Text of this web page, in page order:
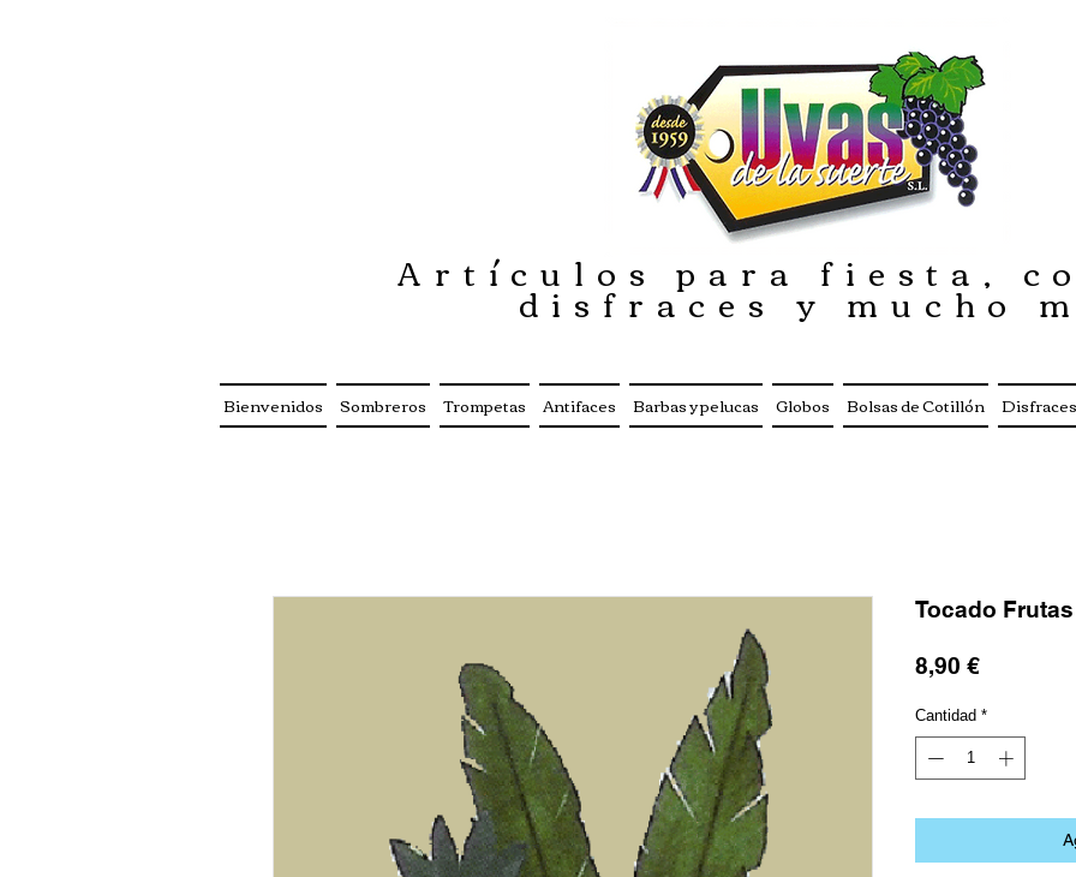
Tocado Frutas
8,90 €Precio
Cantidad *
Artículos para fiesta,
disfraces y mucho
Bienvenidos Sombreros Trompetas Antifaces Barbas y pelucas Globos Bolsas de Cotillón Disfraces